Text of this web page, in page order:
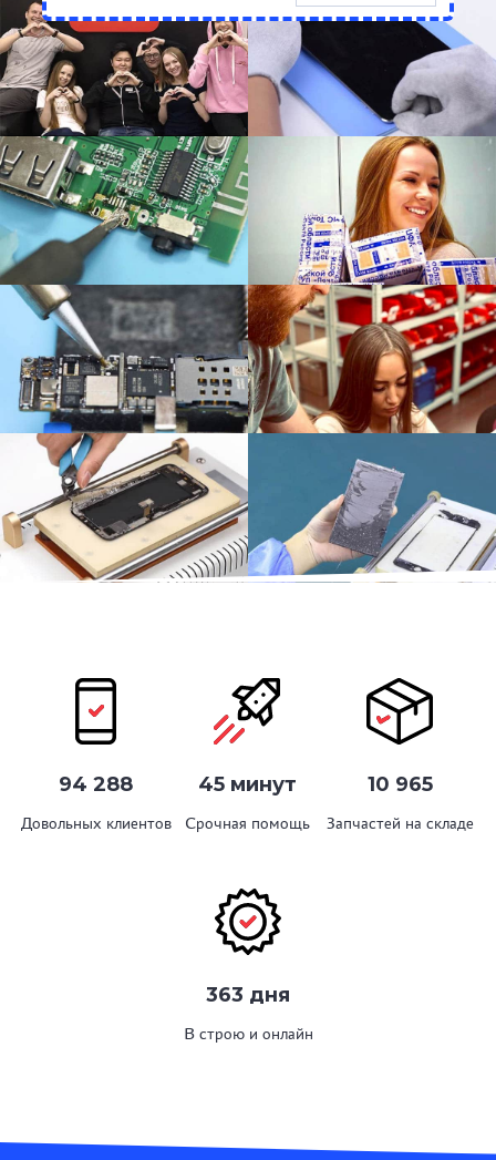
94 288
Довольных клиентов
45 минут
Срочная помощь
10 965
Запчастей на складе
363 дня
В строю и онлайн